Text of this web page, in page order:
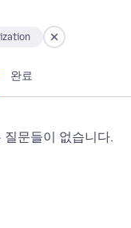
완료
문들이 없습니다.